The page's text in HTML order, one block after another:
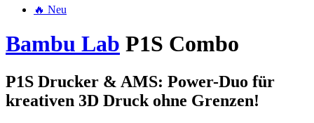
🔥 Neu
Bambu Lab P1S Combo
P1S Drucker & AMS: Power-Duo für
kreativen 3D Druck ohne Grenzen!